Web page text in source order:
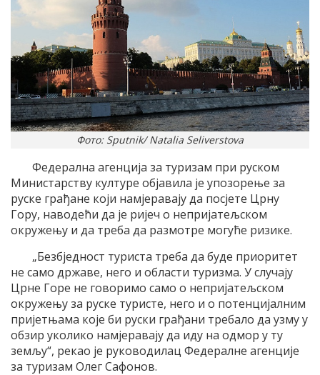
Фото: Sputnik/ Natalia Seliverstova
Федерална агенција за туризам при руском
Министарству културе објавила је упозорење за
руске грађане који намјеравају да посјете Црну
Гору, наводећи да је ријеч о непријатељском
окружењу и да треба да размотре могуће ризике.
„Безбједност туриста треба да буде приоритет
не само државе, него и области туризма. У случају
Црне Горе не говоримо само о непријатељском
окружењу за руске туристе, него и о потенцијалним
пријетњама које би руски грађани требало да узму у
обзир уколико намјеравају да иду на одмор у ту
земљу“, рекао је руководилац Федералне агенције
за туризам Олег Сафонов.